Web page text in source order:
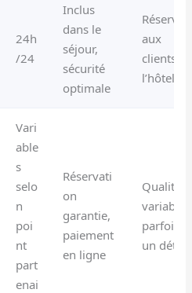
24h
/24
Inclus
dans le
séjour,
sécurité
optimale
Réservé
aux
clients
l’hôtel
Vari
able
s
selo
n
poi
nt
part
enai
Réservati
on
garantie,
paiement
en ligne
Qualité
variable,
parfois
un